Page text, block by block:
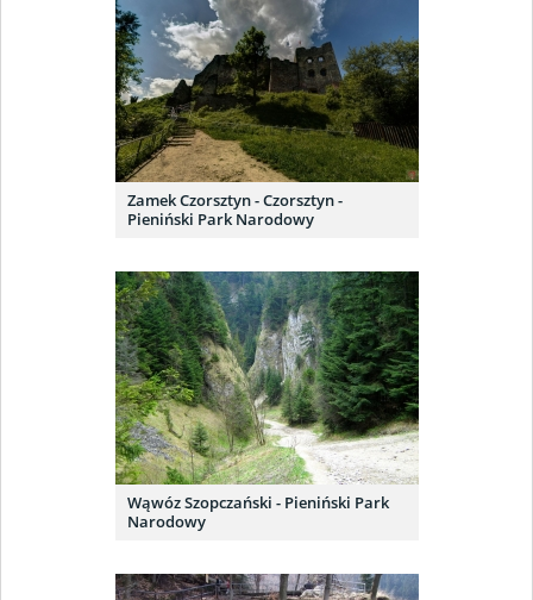
Zamek Czorsztyn - Czorsztyn -
Pieniński Park Narodowy
Wąwóz Szopczański - Pieniński Park
Narodowy